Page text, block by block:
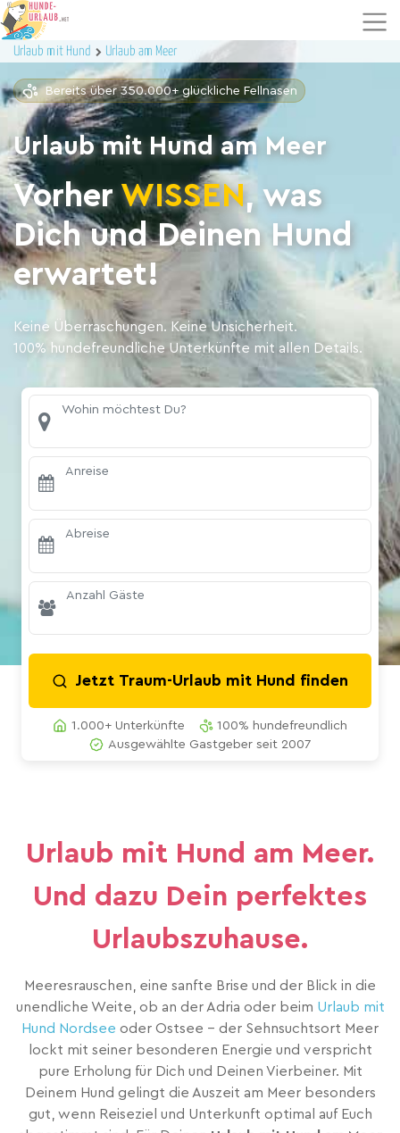
Urlaub mit Hund Urlaub am Meer
Bereits über 350.000+ glückliche Fellnasen
Urlaub mit Hund am Meer
VorherWISSEN, was
Dich und Deinen Hund
erwartet!
Keine Überraschungen. Keine Unsicherheit.
100% hundefreundliche Unterkünfte mit allen Details.
Wohin möchtest Du?
Anreise
Abreise
Anzahl Gäste
Jetzt Traum-Urlaub mit Hund finden
1.000+ Unterkünfte
100% hundefreundlich
Ausgewählte Gastgeber seit 2007
Urlaub mit Hund am Meer.
Und dazu Dein perfektes
Urlaubszuhause.
Meeresrauschen, eine sanfte Brise und der Blick in die
unendliche Weite, ob an der Adria oder beim Urlaub mit
Hund Nordsee oder Ostsee – der Sehnsuchtsort Meer
lockt mit seiner besonderen Energie und verspricht
pure Erholung für Dich und Deinen Vierbeiner. Mit
Deinem Hund gelingt die Auszeit am Meer besonders
gut, wenn Reiseziel und Unterkunft optimal auf Euch